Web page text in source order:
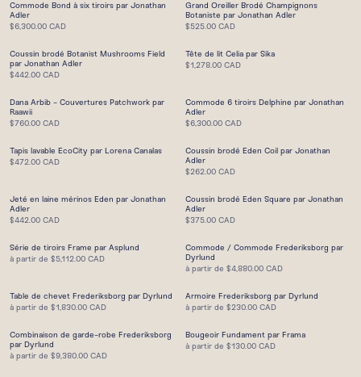
Commode Bond à six tiroirs par Jonathan
Adler
$6,300.00 CAD
Grand Oreiller Brodé Champignons
Botaniste par Jonathan Adler
$525.00 CAD
Coussin brodé Botanist Mushrooms Field
par Jonathan Adler
$442.00 CAD
Tête de lit Celia par Sika
$1,278.00 CAD
Dana Arbib - Couvertures Patchwork par
Raawii
$760.00 CAD
Commode 6 tiroirs Delphine par Jonathan
Adler
$6,300.00 CAD
Tapis lavable EcoCity par Lorena Canalas
$472.00 CAD
Coussin brodé Eden Coil par Jonathan
Adler
$262.00 CAD
Jeté en laine mérinos Eden par Jonathan
Adler
$442.00 CAD
Coussin brodé Eden Square par Jonathan
Adler
$375.00 CAD
Série de tiroirs Frame par Asplund
à partir de $5,112.00 CAD
Commode / Commode Frederiksborg par
Dyrlund
à partir de $4,880.00 CAD
Table de chevet Frederiksborg par Dyrlund
à partir de $1,830.00 CAD
Armoire Frederiksborg par Dyrlund
à partir de $230.00 CAD
Combinaison de garde-robe Frederiksborg
par Dyrlund
à partir de $9,380.00 CAD
Bougeoir Fundament par Frama
à partir de $130.00 CAD